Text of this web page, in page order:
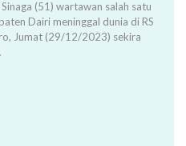
(51) wartawan salah satu
Dairi meninggal dunia di RS
Jumat (29/12/2023) sekira